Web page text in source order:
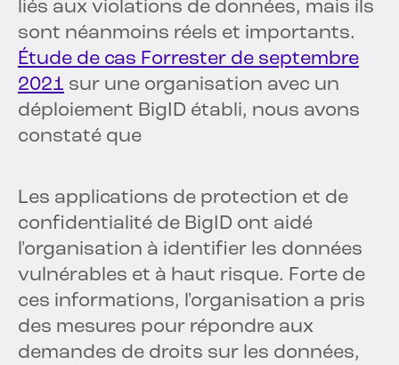
liés aux violations de données, mais ils
sont néanmoins réels et importants.
Étude de cas Forrester de septembre
2021 sur une organisation avec un
déploiement BigID établi, nous avons
constaté que
Les applications de protection et de
confidentialité de BigID ont aidé
l'organisation à identifier les données
vulnérables et à haut risque. Forte de
ces informations, l'organisation a pris
des mesures pour répondre aux
demandes de droits sur les données,